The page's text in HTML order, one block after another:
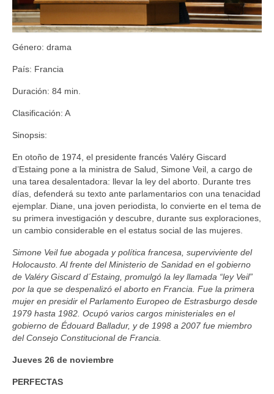
Género: drama
País: Francia
Duración: 84 min.
Clasificación: A
Sinopsis:
En otoño de 1974, el presidente francés Valéry Giscard
d’Estaing pone a la ministra de Salud, Simone Veil, a cargo de
una tarea desalentadora: llevar la ley del aborto. Durante tres
días, defenderá su texto ante parlamentarios con una tenacidad
ejemplar. Diane, una joven periodista, lo convierte en el tema de
su primera investigación y descubre, durante sus exploraciones,
un cambio considerable en el estatus social de las mujeres.
Simone Veil fue abogada y política francesa, superviviente del
Holocausto. Al frente del Ministerio de Sanidad en el gobierno
de Valéry Giscard d´Estaing, promulgó la ley llamada “ley Veil”
por la que se despenalizó el aborto en Francia. Fue la primera
mujer en presidir el Parlamento Europeo de Estrasburgo desde
1979 hasta 1982. Ocupó varios cargos ministeriales en el
gobierno de Édouard Balladur, y de 1998 a 2007 fue miembro
del Consejo Constitucional de Francia.
Jueves 26 de noviembre
PERFECTAS